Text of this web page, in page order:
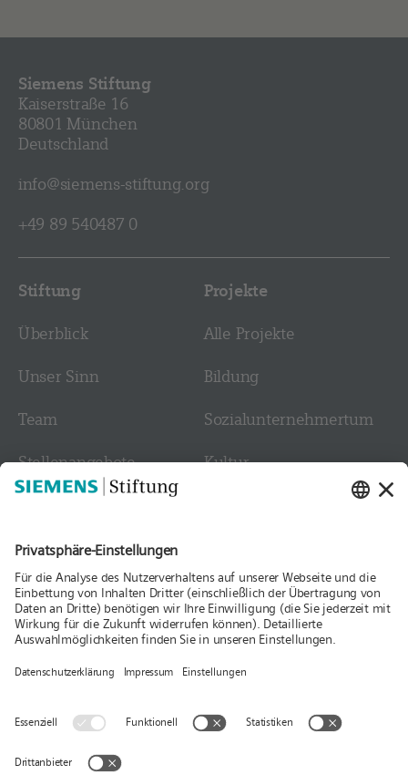
Siemens Stiftung
Kaiserstraße 16
80801 München
Deutschland
info@siemens-stiftung.org
+49 89 540487 0
Stiftung
Überblick
Unser Sinn
Team
Stellen­angebote
Projekte
Alle Projekte
Bildung
Sozial­­unternehmer­tum
Kultur
Medien
Aktuelles
Folgen Sie uns